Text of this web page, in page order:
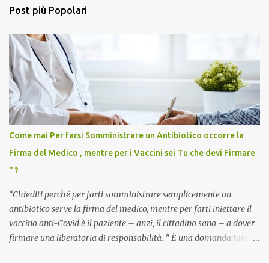
Post più Popolari
Come mai Per farsi Somministrare un Antibiotico occorre la
Firma del Medico , mentre per i Vaccini sei Tu che devi Firmare
” ?
“Chiediti perché per farti somministrare semplicemente un
antibiotico serve la firma del medico, mentre per farti iniettare il
vaccino anti-Covid è il paziente – anzi, il cittadino sano – a dover
firmare una liberatoria di responsabilità. ” È una domanda tanto